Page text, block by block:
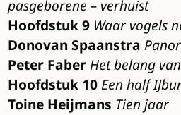
pasgeborene – verhuist
Hoofdstuk 9 Waar vogels
Donovan Spaanstra
Peter Faber Het belang
Hoofdstuk 10Een half
Toine Heijmans Tien jaar